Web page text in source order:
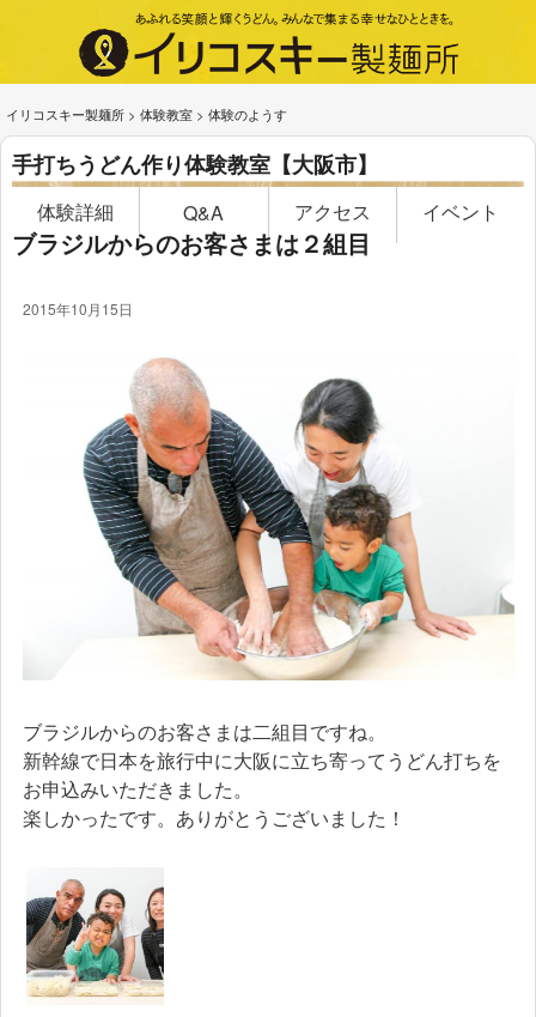
イリコスキー製麺所 > 体験教室 > 体験のようす
手打ちうどん作り体験教室【大阪市】
体験詳細 Q&A アクセス イベント
ブラジルからのお客さまは２組目
2015年10月15日
ブラジルからのお客さまは二組目ですね。
新幹線で日本を旅行中に大阪に立ち寄ってうどん打ちを
お申込みいただきました。
楽しかったです。ありがとうございました！